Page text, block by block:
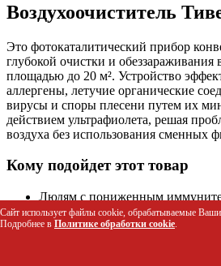
Воздухоочиститель
Это фотокаталитический прибор
глубокой очистки и
площадью до 20 м². Устройство
аллергены, летучие органические
вирусы и споры плесени путем их
действием ультрафиолета, решая
воздуха без использования сменных
Кому подойдет этот товар
Людям с пониженным
частым простудам
Аллергикам и астматикам,
Сайт использует файлы cookie, обрабатываемые
Подробнее в Политике обработки cookie.